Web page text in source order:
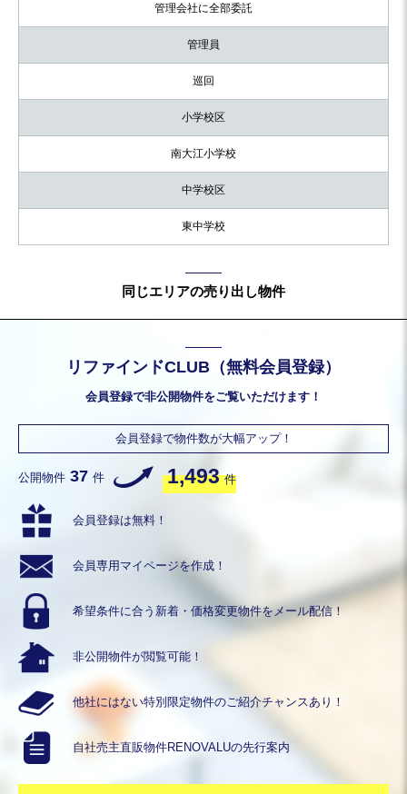
管理会社に全部委託
管理員
巡回
小学校区
南大江小学校
中学校区
東中学校
同じエリアの売り出し物件
リファインドCLUB（無料会員登録）
会員登録で非公開物件をご覧いただけます！
会員登録で物件数が大幅アップ！
公開物件 37 件 1,493 件
会員登録は無料！
会員専用マイページを作成！
希望条件に合う 新着・価格変更物件をメール配信！
非公開物件が閲覧可能！
他社にはない特別限定物件の ご紹介チャンスあり！
自社売主直販物件RENOVALUの先行案内